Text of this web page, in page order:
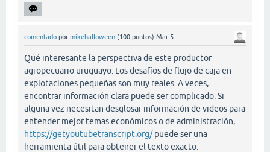
comentado por mikehalloween (100 puntos) Mar 5
Qué interesante la perspectiva de este productor
agropecuario uruguayo. Los desafíos de flujo de caja en
explotaciones pequeñas son muy reales. A veces,
encontrar información clara puede ser complicado. Si
alguna vez necesitan desglosar información de videos para
entender mejor temas económicos o de administración,
https://getyoutubetranscript.org/puede ser una
herramienta útil para obtener el texto exacto.